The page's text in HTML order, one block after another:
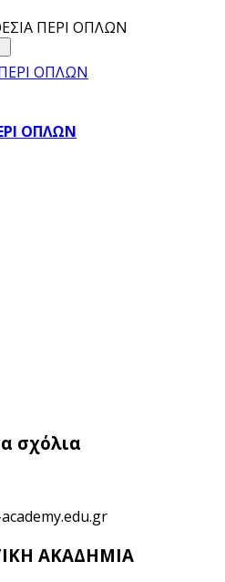
ΠΕΡΙ ΟΠΛΩΝ
ΟΠΛΩΝ
σχόλια
ΑΚΑΔΗΜΙΑ